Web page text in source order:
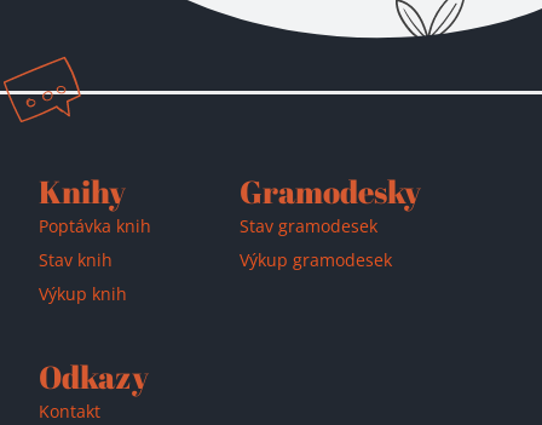
Knihy
Poptávka knih
Stav knih
Výkup knih
Gramodesky
Stav gramodesek
Výkup gramodesek
Odkazy
Kontakt